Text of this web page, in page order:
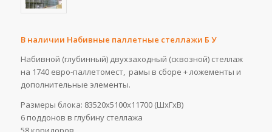
В наличии Набивные паллетные стеллажи Б У
Набивной (глубинный) двухзаходный (сквозной) стеллаж
на 1740 евро-паллетомест, рамы в сборе + ложементы и
дополнительные элементы.
Размеры блока: 83520х5100х11700 (ШхГхВ)
6 поддонов в глубину стеллажа